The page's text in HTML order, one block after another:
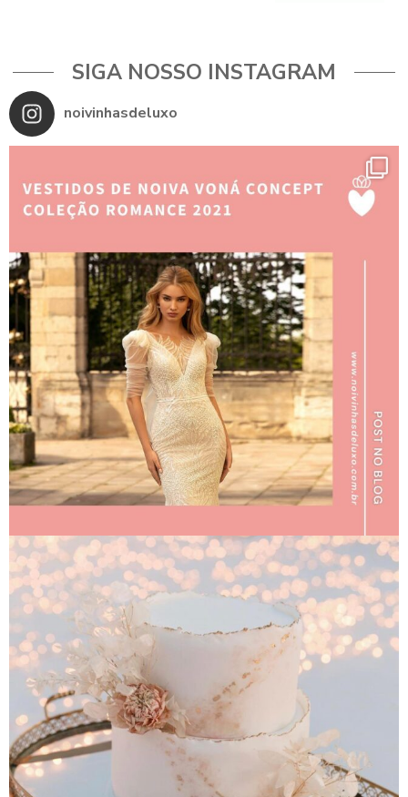
SIGA NOSSO INSTAGRAM
noivinhasdeluxo